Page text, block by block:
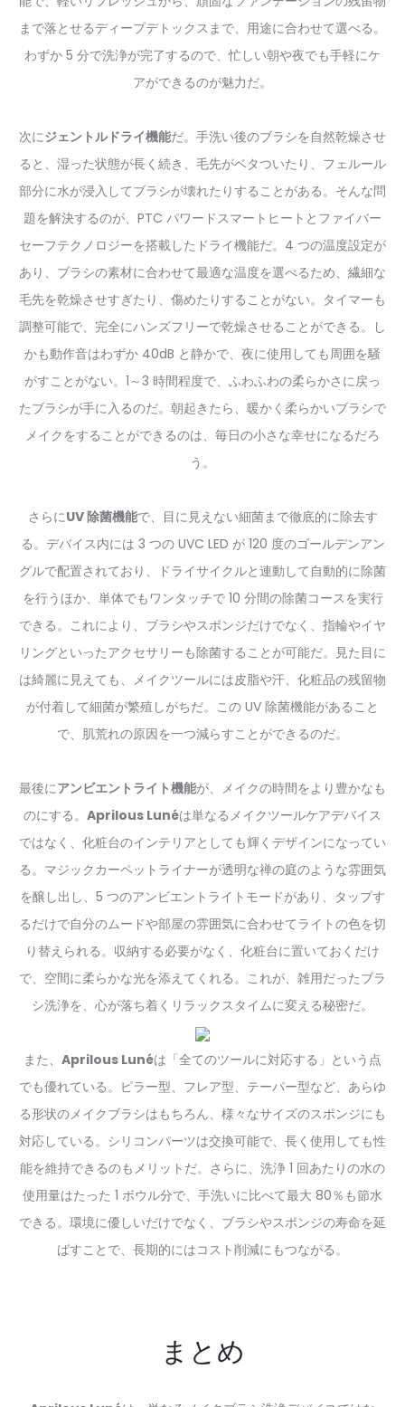
まで落とせるディープデトックスまで、用途に合わせて選べる。
わずか 5 分で洗浄が完了するので、忙しい朝や夜でも手軽にケ
アができるのが魅力だ。
次にジェントルドライ機能だ。手洗い後のブラシを自然乾燥させ
ると、湿った状態が長く続き、毛先がベタついたり、フェルール
部分に水が浸入してブラシが壊れたりすることがある。そんな問
題を解決するのが、PTC パワードスマートヒートとファイバー
セーフテクノロジーを搭載したドライ機能だ。4 つの温度設定が
あり、ブラシの素材に合わせて最適な温度を選べるため、繊細な
毛先を乾燥させすぎたり、傷めたりすることがない。タイマーも
調整可能で、完全にハンズフリーで乾燥させることができる。し
かも動作音はわずか 40dB と静かで、夜に使用しても周囲を騒
がすことがない。1～3 時間程度で、ふわふわの柔らかさに戻っ
たブラシが手に入るのだ。朝起きたら、暖かく柔らかいブラシで
メイクをすることができるのは、毎日の小さな幸せになるだろ
う。
さらにUV 除菌機能で、目に見えない細菌まで徹底的に除去す
る。デバイス内には 3 つの UVC LED が 120 度のゴールデンアン
グルで配置されており、ドライサイクルと連動して自動的に除菌
を行うほか、単体でもワンタッチで 10 分間の除菌コースを実行
できる。これにより、ブラシやスポンジだけでなく、指輪やイヤ
リングといったアクセサリーも除菌することが可能だ。見た目に
は綺麗に見えても、メイクツールには皮脂や汗、化粧品の残留物
が付着して細菌が繁殖しがちだ。この UV 除菌機能があること
で、肌荒れの原因を一つ減らすことができるのだ。
最後にアンビエントライト機能が、メイクの時間をより豊かなも
のにする。 Aprilous Lunéは単なるメイクツールケアデバイス
ではなく、化粧台のインテリアとしても輝くデザインになってい
る。マジックカーペットライナーが透明な禅の庭のような雰囲気
を醸し出し、5 つのアンビエントライトモードがあり、タップす
るだけで自分のムードや部屋の雰囲気に合わせてライトの色を切
り替えられる。収納する必要がなく、化粧台に置いておくだけ
で、空間に柔らかな光を添えてくれる。これが、雑用だったブラ
シ洗浄を、心が落ち着くリラックスタイムに変える秘密だ。
また、 Aprilous Lunéは「全てのツールに対応する」という点
でも優れている。ピラー型、フレア型、テーパー型など、あらゆ
る形状のメイクブラシはもちろん、様々なサイズのスポンジにも
対応している。シリコンパーツは交換可能で、長く使用しても性
能を維持できるのもメリットだ。さらに、洗浄 1 回あたりの水の
使用量はたった 1 ボウル分で、手洗いに比べて最大 80％も節水
できる。環境に優しいだけでなく、ブラシやスポンジの寿命を延
ばすことで、長期的にはコスト削減にもつながる。
まとめ